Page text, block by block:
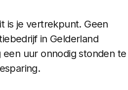
is je vertrekpunt. Geen
in Gelderland
uur onnodig stonden te